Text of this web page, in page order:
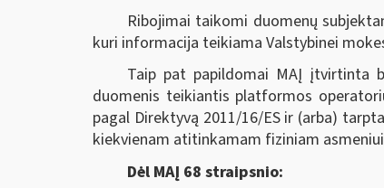
Ribojimai taikomi duomenų
kuri informacija teikiama Valstybinei
Taip pat papildomai MAĮ įtvirtinta
duomenis teikiantis platformos
pagal Direktyvą 2011/16/ES ir (arba)
kiekvienam atitinkamam fiziniam
Dėl MAĮ 68 straipsnio: